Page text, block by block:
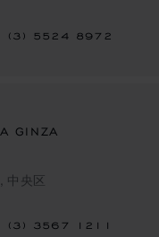
(3) 5524 8972
GINZA
中央区
(3) 3567 1211